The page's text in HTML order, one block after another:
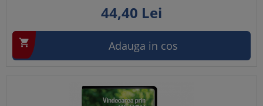
44,40 Lei
 Adauga in cos